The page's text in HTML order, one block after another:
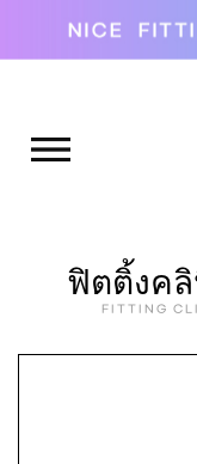
ฟิตติ้งค
FITTING